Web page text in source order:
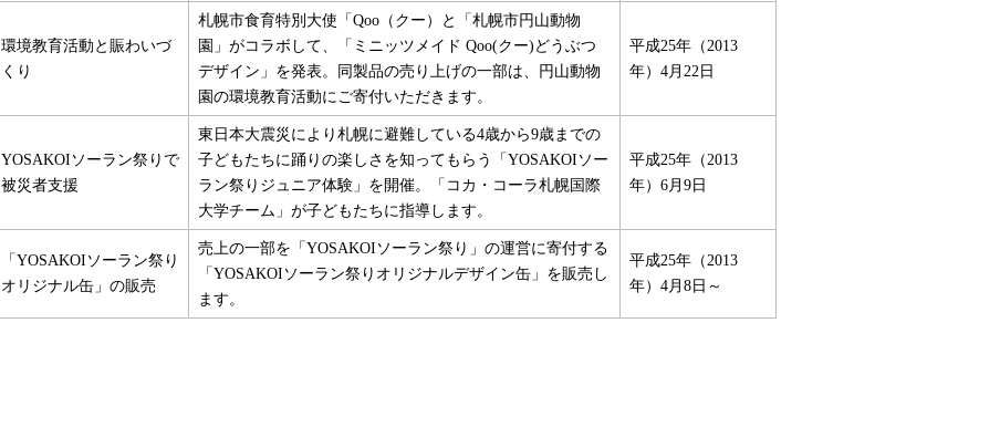
環境教育活動と賑わいづ
くり
札幌市食育特別大使「Qoo（クー）と「札幌市円山動物
園」がコラボして、「ミニッツメイド Qoo(クー)どうぶつ
デザイン」を発表。同製品の売り上げの一部は、円山動物
園の環境教育活動にご寄付いただきます。
平成25年（2013
年）4月22日
YOSAKOIソーラン祭りで
被災者支援
東日本大震災により札幌に避難している4歳から9歳までの
子どもたちに踊りの楽しさを知ってもらう「YOSAKOIソー
ラン祭りジュニア体験」を開催。「コカ・コーラ札幌国際
大学チーム」が子どもたちに指導します。
平成25年（2013
年）6月9日
「YOSAKOIソーラン祭り
オリジナル缶」の販売
売上の一部を「YOSAKOIソーラン祭り」の運営に寄付する
「YOSAKOIソーラン祭りオリジナルデザイン缶」を販売し
ます。
平成25年（2013
年）4月8日～